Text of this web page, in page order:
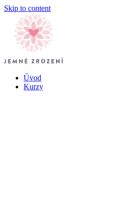
Skip to content
Úvod
Kurzy